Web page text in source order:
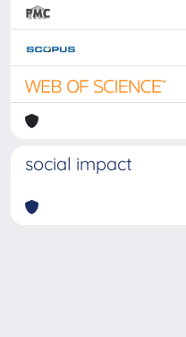
social impact